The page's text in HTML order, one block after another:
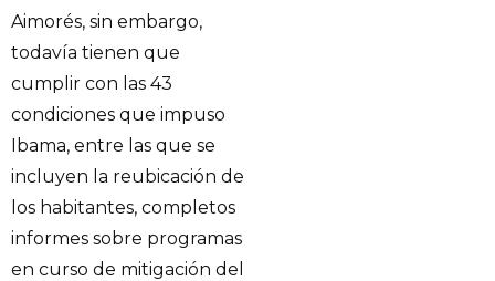
Aimorés, sin embargo,
todavía tienen que
cumplir con las 43
condiciones que impuso
Ibama, entre las que se
incluyen la reubicación de
los habitantes, completos
informes sobre programas
en curso de mitigación del